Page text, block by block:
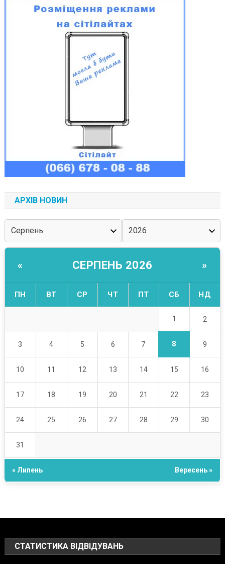
АРХІВ НОВИН
« СЕРПЕНЬ 2026 »
ПН ВТ СР ЧТ ПТ СБ НД
1 2
3 4 5 6 7 8 9
10 11 12 13 14 15 16
17 18 19 20 21 22 23
24 25 26 27 28 29 30
31
« Липень Вересень »
СТАТИСТИКА ВІДВІДУВАНЬ